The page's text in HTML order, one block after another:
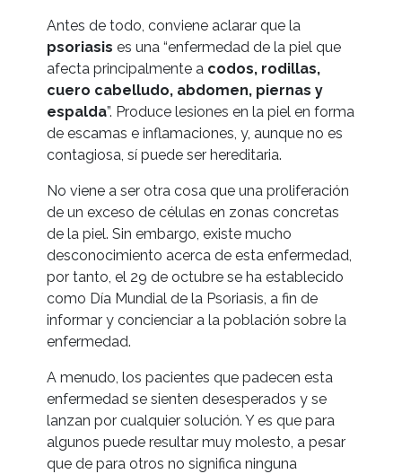
Antes de todo, conviene aclarar que la
psoriasis es una “enfermedad de la piel que
afecta principalmente a codos, rodillas,
cuero cabelludo, abdomen, piernas y
espalda”. Produce lesiones en la piel en forma
de escamas e inflamaciones, y, aunque no es
contagiosa, sí puede ser hereditaria.
No viene a ser otra cosa que una proliferación
de un exceso de células en zonas concretas
de la piel. Sin embargo, existe mucho
desconocimiento acerca de esta enfermedad,
por tanto, el 29 de octubre se ha establecido
como Día Mundial de la Psoriasis, a fin de
informar y concienciar a la población sobre la
enfermedad.
A menudo, los pacientes que padecen esta
enfermedad se sienten desesperados y se
lanzan por cualquier solución. Y es que para
algunos puede resultar muy molesto, a pesar
que de para otros no significa ninguna